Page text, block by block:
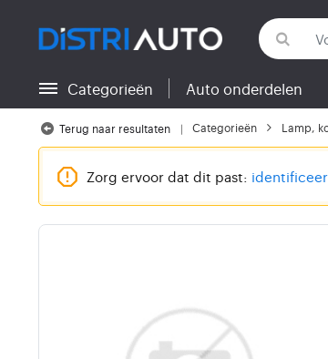
Terug naar categorieën
Categorieën Auto onderdelen
Terug naar resultaten Categorieën Lamp,
Zorg ervoor dat dit past: